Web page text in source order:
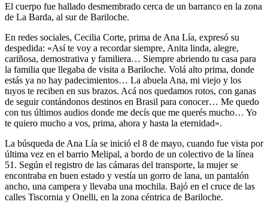
El cuerpo fue hallado desmembrado cerca de un barranco en la zona
de La Barda, al sur de Bariloche.
En redes sociales, Cecilia Corte, prima de Ana Lía, expresó su
despedida: «Así te voy a recordar siempre, Anita linda, alegre,
cariñosa, demostrativa y familiera… Siempre abriendo tu casa para
la familia que llegaba de visita a Bariloche. Volá alto prima, donde
estás ya no hay padecimientos… La abuela Ana, mi viejo y los
tuyos te reciben en sus brazos. Acá nos quedamos rotos, con ganas
de seguir contándonos destinos en Brasil para conocer… Me quedo
con tus últimos audios donde me decís que me querés mucho… Yo
te quiero mucho a vos, prima, ahora y hasta la eternidad».
La búsqueda de Ana Lía se inició el 8 de mayo, cuando fue vista por
última vez en el barrio Melipal, a bordo de un colectivo de la línea
51. Según el registro de las cámaras del transporte, la mujer se
encontraba en buen estado y vestía un gorro de lana, un pantalón
ancho, una campera y llevaba una mochila. Bajó en el cruce de las
calles Tiscornia y Onelli, en la zona céntrica de Bariloche.